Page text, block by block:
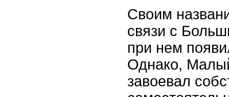
Своим
связи с
при нем
Однако,
завоевал